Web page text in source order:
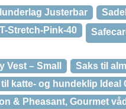
Justerbar
Stretch-Pink-40
Vest – Small
Saks til
katte- og hundeklip Ideal
& Pheasant, Gourmet